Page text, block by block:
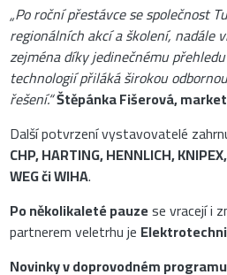
„Po roční přestávce se společnost
regionálních akcí a školení, nadále
zejména díky jedinečnému
technologií přiláká širokou
řešení.“Štěpánka Fišerová,
Další potvrzení vystavovatelé
CHP, HARTING, HENNLICH,
WEG či WIHA.
Po několikaleté pauzese vracejí i
partnerem veletrhu je
Novinky v doprovodném